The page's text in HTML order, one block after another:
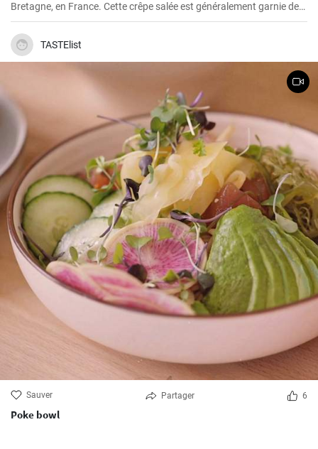
Bretagne, en France. Cette crêpe salée est généralement garnie de
jambon, d'œufs et de fromage, mais il existe de nombreuses
variantes possibles.
TASTElist
Sauver Partager 6
Poke bowl